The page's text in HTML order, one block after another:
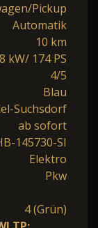
Pickup
Automatik
10 km
kW/ 174 PS
4/5
Blau
Suchsdorf
ab sofort
145730-SI
Elektro
Pkw
4 (Grün)